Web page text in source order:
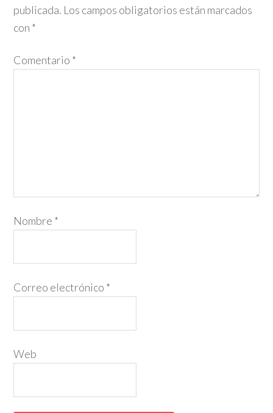
publicada. Los campos obligatorios están marcados
con *
Comentario *
Nombre *
Correo electrónico *
Web